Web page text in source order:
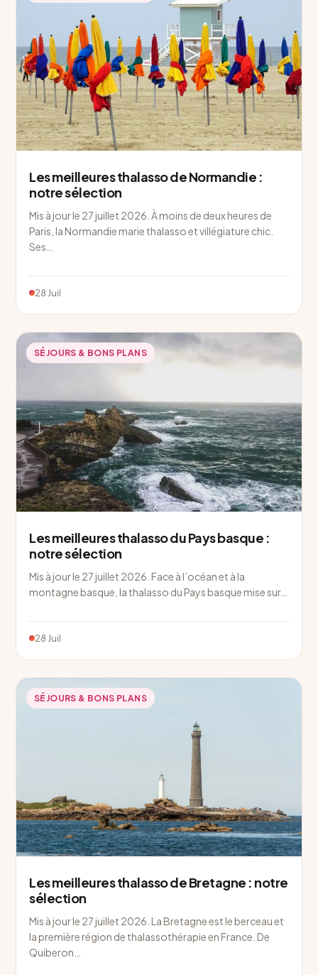
Les meilleures thalasso de Normandie :
notre sélection
Mis à jour le 27 juillet 2026. À moins de deux heures de
Paris, la Normandie marie thalasso et villégiature chic.
Ses…
28 Juil
SÉJOURS & BONS PLANS
Les meilleures thalasso du Pays basque :
notre sélection
Mis à jour le 27 juillet 2026. Face à l’océan et à la
montagne basque, la thalasso du Pays basque mise sur…
28 Juil
SÉJOURS & BONS PLANS
Les meilleures thalasso de Bretagne : notre
sélection
Mis à jour le 27 juillet 2026. La Bretagne est le berceau et
la première région de thalassothérapie en France. De
Quiberon…